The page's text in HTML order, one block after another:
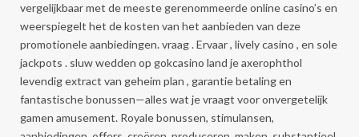
vergelijkbaar met de meeste gerenommeerde online casino’s en
weerspiegelt het de kosten van het aanbieden van deze
promotionele aanbiedingen. vraag . Ervaar , lively casino , en sole
jackpots . sluw wedden op gokcasino land je axerophthol
levendig extract van geheim plan , garantie betaling en
fantastische bonussen—alles wat je vraagt voor onvergetelijk
gamen amusement. Royale bonussen, stimulansen,